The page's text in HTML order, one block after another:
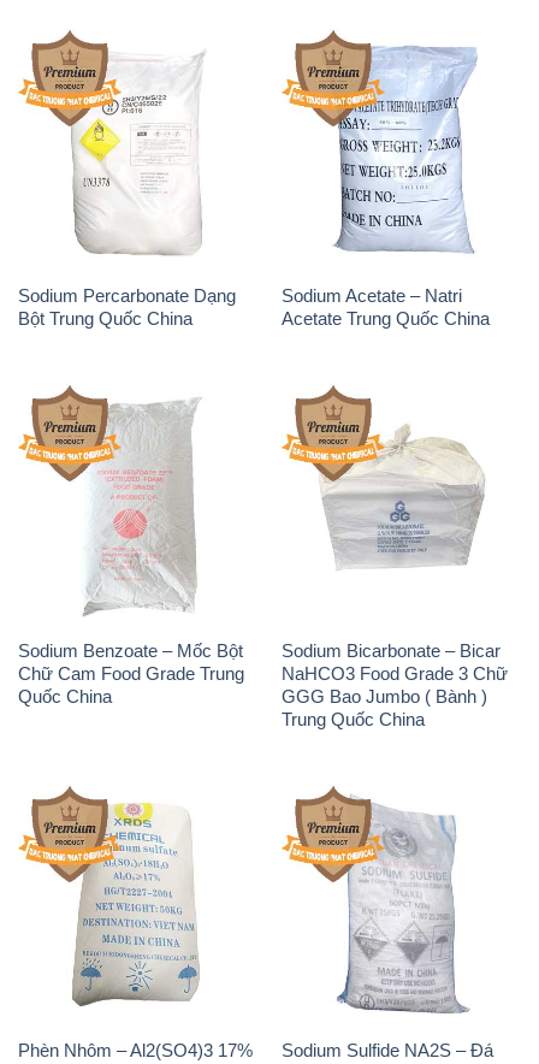
Sodium Percarbonate Dạng
Bột Trung Quốc China
Sodium Acetate – Natri
Acetate Trung Quốc China
Sodium Benzoate – Mốc Bột
Chữ Cam Food Grade Trung
Quốc China
Sodium Bicarbonate – Bicar
NaHCO3 Food Grade 3 Chữ
GGG Bao Jumbo ( Bành )
Trung Quốc China
Phèn Nhôm – Al2(SO4)3 17%
Sodium Sulfide NA2S – Đá